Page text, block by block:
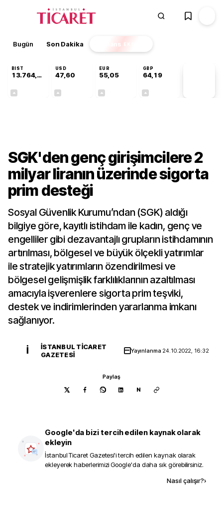
Bugün Son Dakika Finans EKSTRA
BIST
13.764,41
USD
47,60
EUR
55,05
GBP
64,19
SGK'den genç girişimcilere 2
milyar liranın üzerinde sigorta
prim desteği
Sosyal Güvenlik Kurumu’ndan (SGK) aldığı
bilgiye göre, kayıtlı istihdam ile kadın, genç ve
engelliler gibi dezavantajlı grupların istihdamının
artırılması, bölgesel ve büyük ölçekli yatırımlar
ile stratejik yatırımların özendirilmesi ve
bölgesel gelişmişlik farklılıklarının azaltılması
amacıyla işverenlere sigorta prim teşviki,
destek ve indirimlerinden yararlanma imkanı
sağlanıyor.
İ
İSTANBUL TICARET
GAZETESI
Yayınlanma 24.10.2022, 16:32
Paylaş
N
Google'da bizi tercih edilen kaynak olarak
ekleyin
İstanbul Ticaret Gazetesi'i tercih edilen kaynak olarak
ekleyerek haberlerimizi Google'da daha sık görebilirsiniz.
Nasıl çalışır?›